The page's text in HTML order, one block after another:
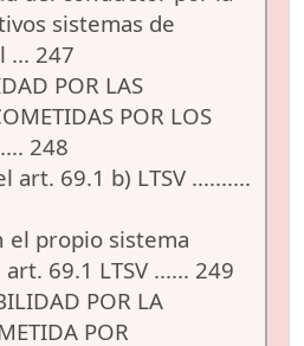
sistemas de
... 247
POR LAS
POR LOS
248
art. 69.1 b) LTSV ..........
el propio sistema
69.1 LTSV ...... 249
POR LA
POR